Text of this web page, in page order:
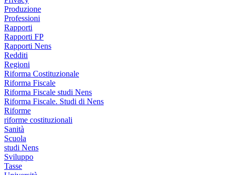
Produzione
Professioni
Rapporti
Rapporti FP
Rapporti Nens
Redditi
Regioni
Riforma Costituzionale
Riforma Fiscale
Riforma Fiscale studi Nens
Riforma Fiscale. Studi di Nens
Riforme
riforme costituzionali
Sanità
Scuola
studi Nens
Sviluppo
Tasse